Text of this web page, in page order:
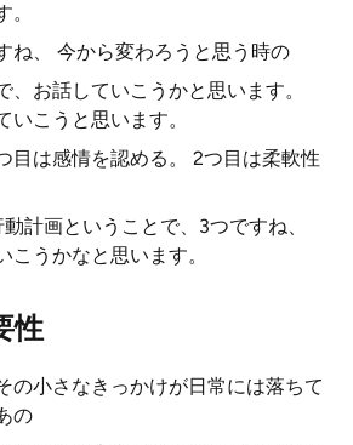
ね、 今から変わろうと思う時の
、お話していこうかと思います。
いこうと思います。
目は感情を認める。 2つ目は柔軟性
計画ということで、3つですね、
こうかなと思います。
性
の小さなきっかけが日常には落ちて
の